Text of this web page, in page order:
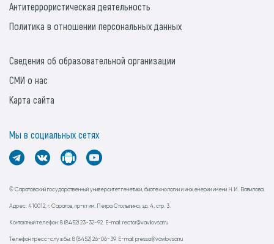
© Саратовский государственный университет генетики, биотехнологии и инженерии имени Н.И. Вавилова.
Адрес: 410012, г. Саратов, пр-кт им. Петра Столыпина, зд. 4, стр. 3.
Контактный телефон: 8 (8452) 23-32-92. E-mail: rector@vavilovsar.ru
Телефон пресс-службы: 8 (8452) 26-06-39. E-mail: pressa@vavilovsar.ru
Антитеррористическая деятельность
Политика в отношении персональных данных
Сведения об образовательной организации
СМИ о нас
Карта сайта
Мы в социальных сетях